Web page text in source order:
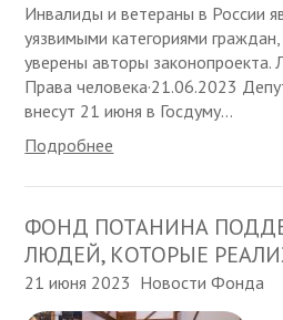
Инвалиды и ветераны в России
уязвимыми категориями
уверены авторы законопроекта.
Права человека·21.06.2023
внесут 21 июня в Госдуму...
Подробнее
ФОНД ПОТАНИНА
ЛЮДЕЙ, КОТОРЫЕ
21 июня 2023 Новости Фонда